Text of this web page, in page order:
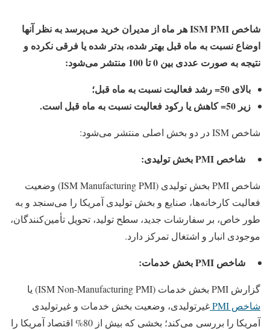
شاخص ISM PMI هر ماه از مدیران خرید می‌پرسد به‌ نظر آنها
اوضاع نسبت به ماه قبل بهتر شده، بدتر شده یا فرقی نکرده و
نتیجه به‌ صورت عددی بین 0 تا 100 منتشر می‌شود:
بالای 50= رشد فعالیت نسبت به ماه قبل؛
زیر 50= کاهش یا رکود فعالیت نسبت به ماه قبل است.
شاخص ISM در دو بخش اصلی منتشر می‌شود:
شاخص PMI بخش تولیدی:
شاخص PMI بخش تولیدی (ISM Manufacturing PMI) وضعیت
فعالیت کارخانه‌ها، صنایع و بخش تولیدی آمریکا را می‌سنجد و به‌
طور خاص، بر سفارشات جدید، سطح تولید، تحویل تأمین‌کنندگان،
موجودی انبار و اشتغال تمرکز دارد.
شاخص PMI بخش خدمات:
گزارش PMI بخش خدمات (ISM Non-Manufacturing PMI) یا
شاخص PMI
غیرتولیدی، وضعیت بخش خدمات و غیرتولیدی
آمریکا را بررسی می‌کند؛ بخشی که بیش از 80% اقتصاد آمریکا را